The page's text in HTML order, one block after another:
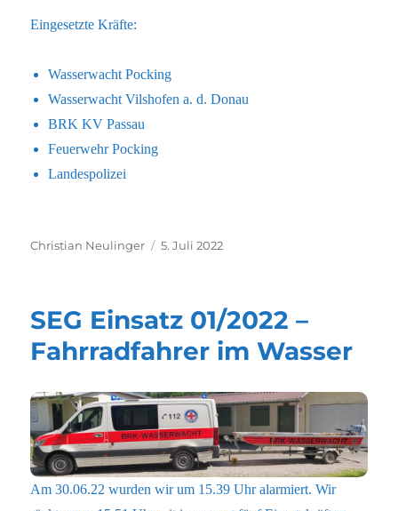
Eingesetzte Kräfte:
Wasserwacht Pocking
Wasserwacht Vilshofen a. d. Donau
BRK KV Passau
Feuerwehr Pocking
Landespolizei
Autor
Christian Neulinger
Veröffentlicht
5. Juli 2022
SEG Einsatz 01/2022 –
Fahrradfahrer im Wasser
Am 30.06.22 wurden wir um 15.39 Uhr alarmiert. Wir